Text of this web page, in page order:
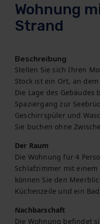
Wohnung
Strand
Beschreibung
Stellen Sie sich Ihren
Stock ist ein Ort, an
Die Lage des
Spaziergang zur
Geschirrspüler und
Sie buchen ohne
Der Raum
Die Wohnung für 4
Schlafzimmer mit
können Sie den
Küchenzeile und ein
Nachbarschaft
Die Wohnung befindet